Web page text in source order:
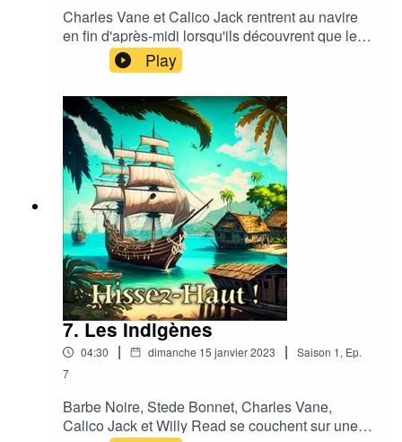
Charles Vane et Calico Jack rentrent au navire
en fin d'après-midi lorsqu'ils découvrent que les
matelots de leur équipage les attendent de pied
Play
7. Les Indigènes
04:30 | dimanche 15 janvier 2023 | Saison 1, Ep.
7
Barbe Noire, Stede Bonnet, Charles Vane,
Calico Jack et Willy Read se couchent sur une